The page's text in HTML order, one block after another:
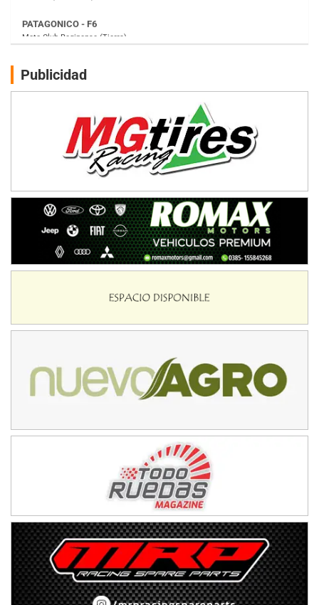
Juventud Unida (Tierra)
Humboldt (Santa Fe)
Ciudad de Avellaneda (Asfalto)
Avellaneda (Santa Fe)
SUR SANTAFESINO - F4
José Samuel Sánchez (Tierra)
Rufino (Santa Fe)
TUCUMANO - F5
El Timbó (Tucumán)
COBERTURA ESPECIAL DE E-KART.COM.AR
IAME SERIES ARGENTINA 6
Ciudad de Trenque Lauquen (Asfalto)
ENTRERRIANO - F6 (POSTERGADA)
Parque de la Velocidad (Asfalto)
Villaguay (Entre Ríos)
VICTORIENSE - F7
Moto Club Reginense (Tierra)
CSK - F7
Juventud Unida (Tierra)
Humboldt (Santa Fe)
NORESTE SANTAFESINO - F6
Ciudad de Avellaneda (Asfalto)
Publicidad